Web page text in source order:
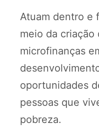
Atuam dentro e
meio da criação
microfinanças
oportunidades
pessoas que
pobreza.